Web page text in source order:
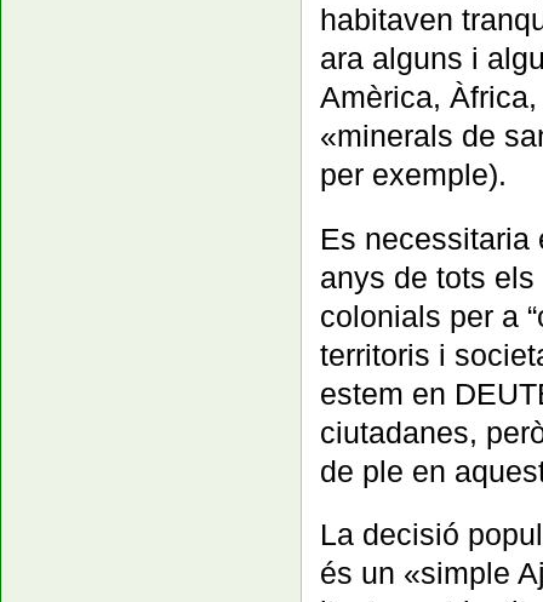
habitaven
ara alguns i
Amèrica,
«minerals de
per exemple).
Es necessitaria
anys de tots
colonials per a
territoris i
estem en
ciutadanes,
de ple en
La decisió
és un «simple